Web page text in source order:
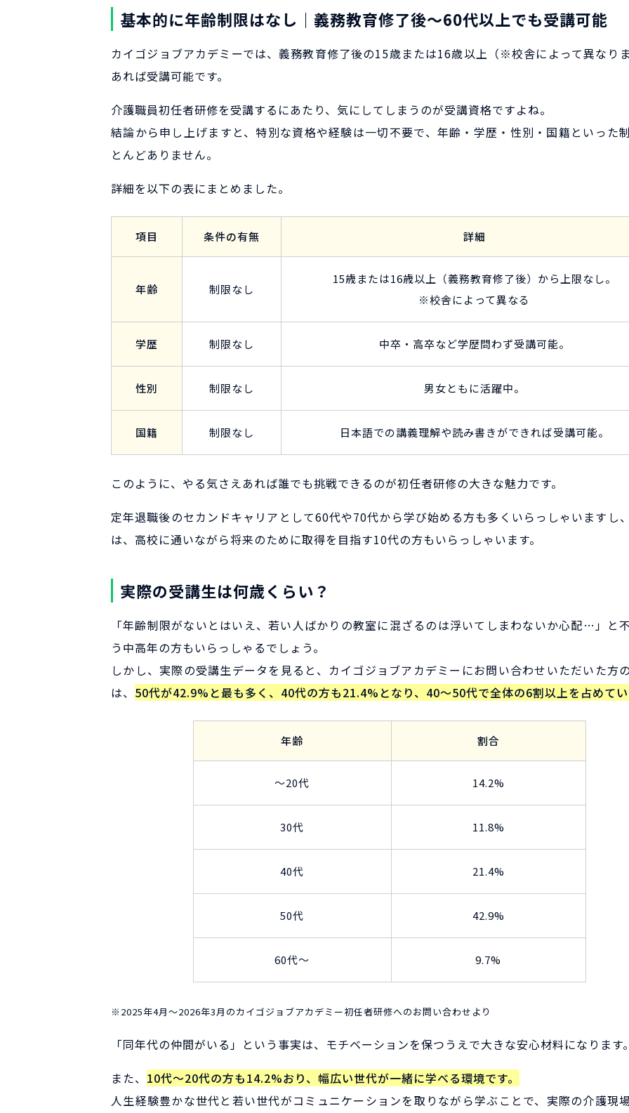
基本的に年齢制限はなし｜義務教育修了後～60代以上でも受講可能
カイゴジョブアカデミーでは、義務教育修了後の15歳または16歳以上（※校舎によって異なり
あれば受講可能です。
介護職員初任者研修を受講するにあたり、気にしてしまうのが受講資格ですよね。
結論から申し上げますと、特別な資格や経験は一切不要で、年齢・学歴・性別・国籍といった
とんどありません。
詳細を以下の表にまとめました。
項目 条件の有無 詳細
年齢 制限なし
15歳または16歳以上（義務教育修了後）から上限なし。
※校舎によって異なる
学歴 制限なし 中卒・高卒など学歴問わず受講可能。
性別 制限なし 男女ともに活躍中。
国籍 制限なし 日本語での講義理解や読み書きができれば受講可能。
このように、やる気さえあれば誰でも挑戦できるのが初任者研修の大きな魅力です。
定年退職後のセカンドキャリアとして60代や70代から学び始める方も多くいらっしゃいますし
は、高校に通いながら将来のために取得を目指す10代の方もいらっしゃいます。
実際の受講生は何歳くらい？
「年齢制限がないとはいえ、若い人ばかりの教室に混ざるのは浮いてしまわないか心配…」と
う中高年の方もいらっしゃるでしょう。
しかし、実際の受講生データを見ると、カイゴジョブアカデミーにお問い合わせいただいた方
は、 50代が42.9%と最も多く、40代の方も21.4%となり、40〜50代で全体の6割以上を占めて
年齢 割合
～20代 14.2%
30代 11.8%
40代 21.4%
50代 42.9%
60代～ 9.7%
※2025年4月〜2026年3月のカイゴジョブアカデミー初任者研修へのお問い合わせより
「同年代の仲間がいる」という事実は、モチベーションを保つうえで大きな安心材料になります
また、 10代〜20代の方も14.2%おり、幅広い世代が一緒に学べる環境です。
人生経験豊かな世代と若い世代がコミュニケーションを取りながら学ぶことで、実際の介護現